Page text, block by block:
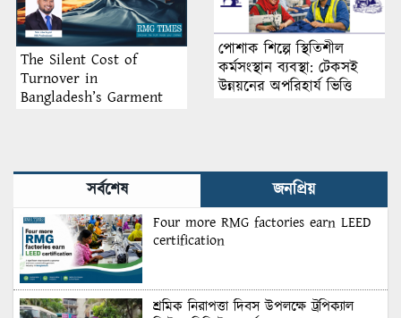
The Silent Cost of
Turnover in
Bangladesh’s Garment
পোশাক শিল্পে স্থিতিশীল
কর্মসংস্থান ব্যবস্থা: টেকসই
উন্নয়নের অপরিহার্য ভিত্তি
সর্বশেষ জনপ্রিয়
Four more RMG factories earn LEED
certification
শ্রমিক নিরাপত্তা দিবস উপলক্ষে ট্রপিক্যাল